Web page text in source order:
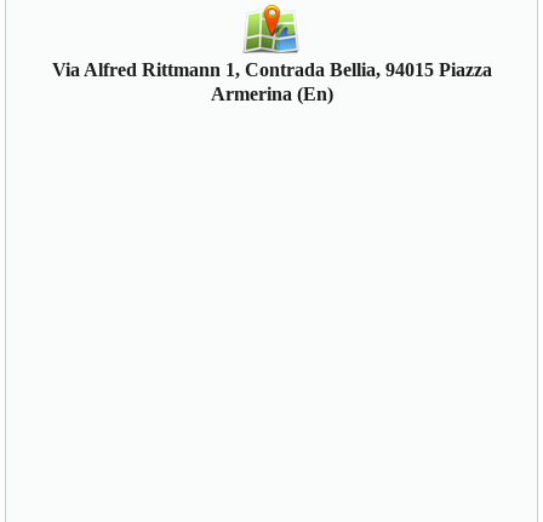
Via Alfred Rittmann 1, Contrada Bellia, 94015 Piazza
Armerina (En)